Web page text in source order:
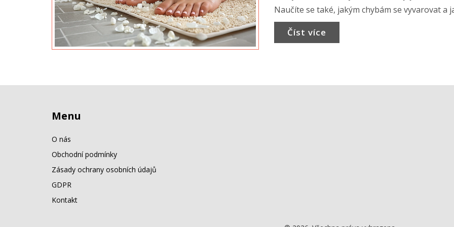
Naučíte se také, jakým chybám se vyvarovat a
pečovat o své nehty pro zdravé a krásné nohy.
Číst více
Menu
O nás
Obchodní podmínky
Zásady ochrany osobních údajů
GDPR
Kontakt